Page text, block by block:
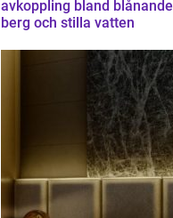
avkoppling bland blånande
berg och stilla vatten